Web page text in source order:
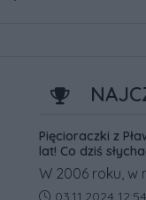
Pięcioraczki z
lat! Co dziś
W 2006 roku, w
listopada, w
Data dodania
03.11.2024 12:54